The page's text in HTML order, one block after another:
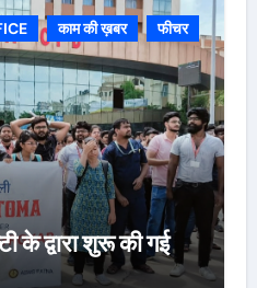
काम की ख़बर फीचर
के द्वारा शुरू की गई